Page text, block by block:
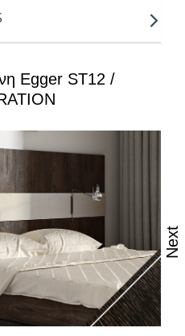
και τον ατμό
φθορά από τριβή,
καθαρισμού
και το
Egger ST12 /
Next